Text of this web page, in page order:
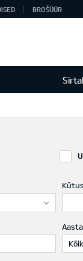
BROŠÜÜR
Kõik